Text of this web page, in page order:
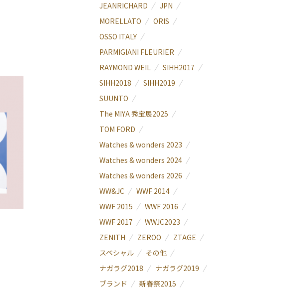
JEANRICHARD
JPN
MORELLATO
ORIS
OSSO ITALY
PARMIGIANI FLEURIER
RAYMOND WEIL
SIHH2017
SIHH2018
SIHH2019
SUUNTO
The MIYA 秀宝展2025
TOM FORD
Watches & wonders 2023
Watches & wonders 2024
Watches & wonders 2026
WW&JC
WWF 2014
WWF 2015
WWF 2016
WWF 2017
WWJC2023
ZENITH
ZEROO
ZTAGE
スペシャル
その他
ナガラグ2018
ナガラグ2019
ブランド
新春祭2015